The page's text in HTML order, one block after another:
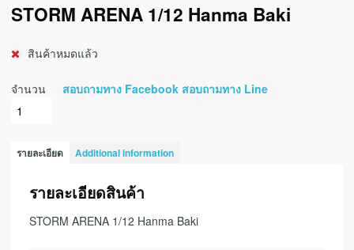
STORM ARENA 1/12 Hanma Baki
สินค้าหมดแล้ว
จำนวน สอบถามทาง Facebookสอบถามทาง Line
รายละเอียด Additional information
รายละเอียดสินค้า
STORM ARENA 1/12 Hanma Baki